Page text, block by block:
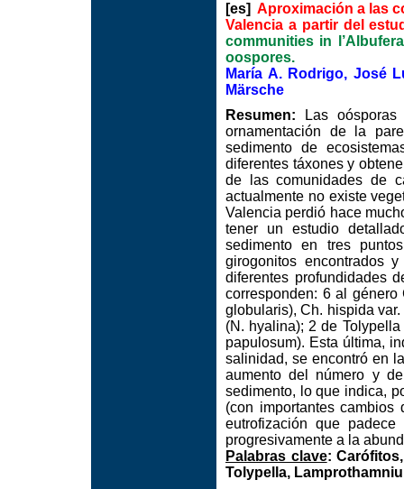
[es] Aproximación a las
Valencia a partir del
communities in
oospores.
María A. Rodrigo, José
Märsche
Resumen: Las oósporas
ornamentación de la
sedimento de
diferentes táxones y
de las comunidades de
actualmente no existe
Valencia perdió hace
tener un estudio
sedimento en tres
girogonitos encontrados
diferentes profundidades
corresponden: 6 al
globularis), Ch. hispida
(N. hyalina); 2 de
papulosum). Esta última,
salinidad, se encontró en
aumento del número y
sedimento, lo que indica,
(con importantes
eutrofización que
progresivamente a la
Palabras clave:
Tolypella,